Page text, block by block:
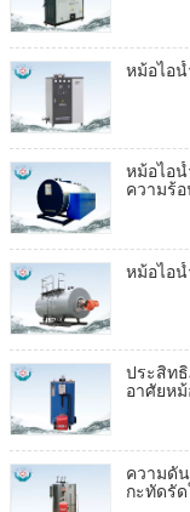
หม้อไอ
หม้อไอ
ความร้
หม้อไอ
ประสิท
อาศัยห
ความดั
กะทัดรั